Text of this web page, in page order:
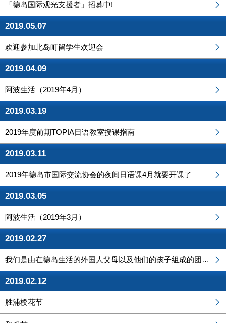
「德岛国际观光支援者」招募中!
2019.05.07
欢迎参加北岛町留学生欢迎会
2019.04.09
阿波生活（2019年4月）
2019.03.19
2019年度前期TOPIA日语教室授课指南
2019.03.11
2019年德岛市国际交流协会的夜间日语课4月就要开课了
2019.03.05
阿波生活（2019年3月）
2019.02.27
我们是由在德岛生活的外国人父母以及他们的孩子组成的团体。让我们一起交流吧！
2019.02.12
胜浦樱花节